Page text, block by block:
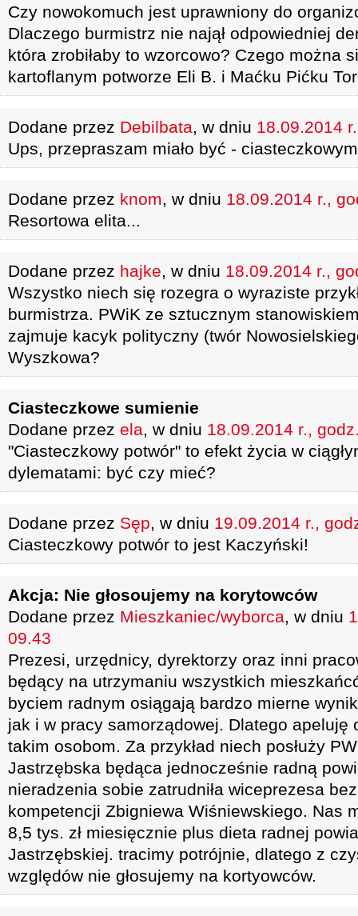
Czy nowokomuch jest uprawniony do
Dlaczego burmistrz nie najął odpowiedniej
która zrobiłaby to wzorcowo? Czego można
kartoflanym potworze Eli B. i Maćku Pićku
Dodane przez Debilbata, w dniu 18.09.2014
Ups, przepraszam miało być -
Dodane przez knom, w dniu 18.09.2014 r.,
Resortowa elita...
Dodane przez hajke, w dniu 18.09.2014 r.,
Wszystko niech się rozegra o wyraziste
burmistrza. PWiK ze sztucznym
zajmuje kacyk polityczny (twór
Wyszkowa?
Ciasteczkowe sumienie
Dodane przez ela, w dniu 18.09.2014 r.,
"Ciasteczkowy potwór" to efekt życia w
dylematami: być czy mieć?
Dodane przez Sęp, w dniu 19.09.2014 r.,
Ciasteczkowy potwór to jest Kaczyński!
Akcja: Nie głosoujemy na korytowców
Dodane przez Mieszkaniec/wyborca, w dniu
09.43
Prezesi, urzędnicy, dyrektorzy oraz inni
będący na utrzymaniu wszystkich
byciem radnym osiągają bardzo mierne
jak i w pracy samorządowej. Dlatego apeluję
takim osobom. Za przykład niech posłuży
Jastrzębska będąca jednocześnie radną
nieradzenia sobie zatrudniła wiceprezesa
kompetencji Zbigniewa Wiśniewskiego. Nas
8,5 tys. zł miesięcznie plus dieta radnej
Jastrzębskiej. tracimy potrójnie, dlatego z
względów nie głosujemy na kortyowców.